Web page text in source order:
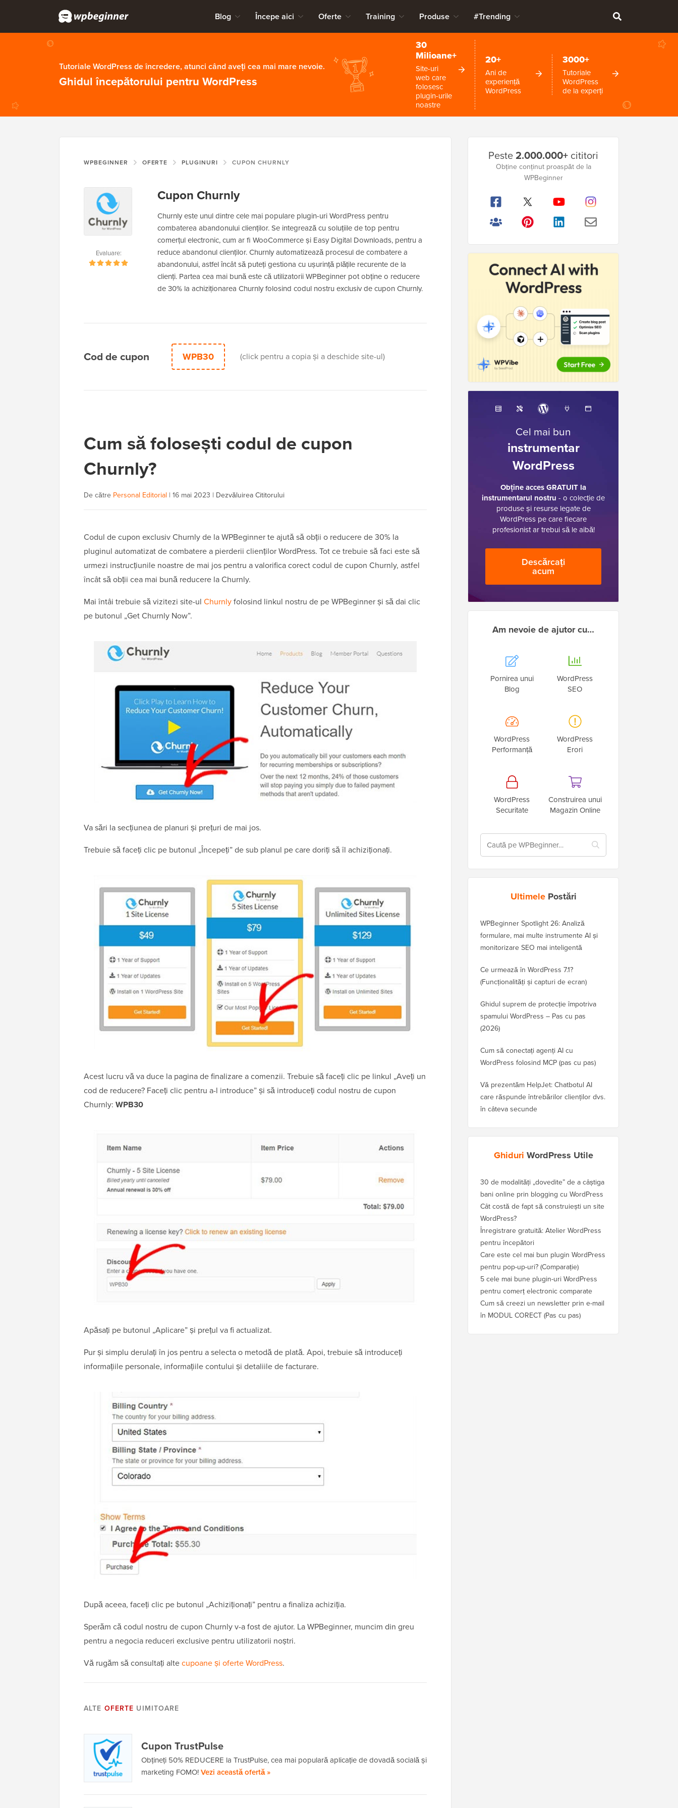
Blog Începe aici Oferte Training Produse #Trending
Tutoriale WordPress de încredere, atunci când aveți cea mai mare nevoie.
Ghidul începătorului pentru WordPress
30
Milioane+
Site-uri
web care
folosesc
plugin-urile
noastre
20+
Ani de
experiență
WordPress
3000+
Tutoriale
WordPress
de la experți
WPBEGINNER OFERTE PLUGINURI CUPON CHURNLY
Cupon Churnly
Evaluare:
Churnly este unul dintre cele mai populare plugin-uri WordPress pentru
combaterea abandonului clienților. Se integrează cu soluțiile de top pentru
comerțul electronic, cum ar fi WooCommerce și Easy Digital Downloads, pentru a
reduce abandonul clienților. Churnly automatizează procesul de combatere a
abandonului, astfel încât să puteți gestiona cu ușurință plățile recurente de la
clienți. Partea cea mai bună este că utilizatorii WPBeginner pot obține o reducere
de 30% la achiziționarea Churnly folosind codul nostru exclusiv de cupon Churnly.
Cod de cupon WPB30 (click pentru a copia și a deschide site-ul)
Cum să folosești codul de cupon
Churnly?
De către Personal Editorial | 16 mai 2023 | Dezvăluirea Cititorului
Codul de cupon exclusiv Churnly de la WPBeginner te ajută să obții o reducere de 30% la
pluginul automatizat de combatere a pierderii clienților WordPress. Tot ce trebuie să faci este să
urmezi instrucțiunile noastre de mai jos pentru a valorifica corect codul de cupon Churnly, astfel
încât să obții cea mai bună reducere la Churnly.
Mai întâi trebuie să vizitezi site-ul Churnlyfolosind linkul nostru de pe WPBeginner și să dai clic
pe butonul „Get Churnly Now”.
Va sări la secțiunea de planuri și prețuri de mai jos.
Trebuie să faceți clic pe butonul „Începeți” de sub planul pe care doriți să îl achiziționați.
Acest lucru vă va duce la pagina de finalizare a comenzii. Trebuie să faceți clic pe linkul „Aveți un
cod de reducere? Faceți clic pentru a-l introduce” și să introduceți codul nostru de cupon
Churnly: WPB30
Apăsați pe butonul „Aplicare” și prețul va fi actualizat.
Pur și simplu derulați în jos pentru a selecta o metodă de plată. Apoi, trebuie să introduceți
informațiile personale, informațiile contului și detaliile de facturare.
După aceea, faceți clic pe butonul „Achiziționați” pentru a finaliza achiziția.
Sperăm că codul nostru de cupon Churnly v-a fost de ajutor. La WPBeginner, muncim din greu
pentru a negocia reduceri exclusive pentru utilizatorii noștri.
Vă rugăm să consultați altecupoane și oferte WordPress.
ALTE OFERTE UIMITOARE
Cupon TrustPulse
Obțineți 50% REDUCERE la TrustPulse, cea mai populară aplicație de dovadă socială și
marketing FOMO!Vezi această ofertă »
laterală
Peste2.000.000+ cititori
Obține conținut proaspăt de la
WPBeginner
Cel mai bun
instrumentar
WordPress
Obține acces GRATUIT la
instrumentarul nostru - o colecție de
produse și resurse legate de
WordPress pe care fiecare
profesionist ar trebui să le aibă!
Descărcați
acum
Am nevoie de ajutor cu…
Pornirea unui
Blog
WordPress
SEO
WordPress
Performanță
WordPress
Erori
WordPress
Securitate
Construirea unui
Magazin Online
UltimelePostări
WPBeginner Spotlight 26: Analiză
formulare, mai multe instrumente AI și
monitorizare SEO mai inteligentă
Ce urmează în WordPress 7.1?
(Funcționalități și capturi de ecran)
Ghidul suprem de protecție împotriva
spamului WordPress – Pas cu pas
(2026)
Cum să conectați agenți AI cu
WordPress folosind MCP (pas cu pas)
Vă prezentăm HelpJet: Chatbotul AI
care răspunde întrebărilor clienților dvs.
în câteva secunde
Ghiduri WordPress Utile
30 de modalități „dovedite” de a câștiga
bani online prin blogging cu WordPress
Cât costă de fapt să construiești un site
WordPress?
Înregistrare gratuită: Atelier WordPress
pentru începători
Care este cel mai bun plugin WordPress
pentru pop-up-uri? (Comparație)
5 cele mai bune plugin-uri WordPress
pentru comerț electronic comparate
Cum să creezi un newsletter prin e-mail
în MODUL CORECT (Pas cu pas)